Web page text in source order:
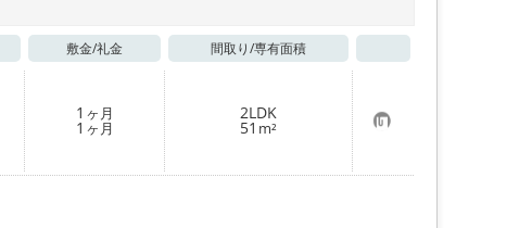
敷金/礼金 間取り/専有面積
1 ヶ月
1 ヶ月
2LDK
51 m² お
気
に
入